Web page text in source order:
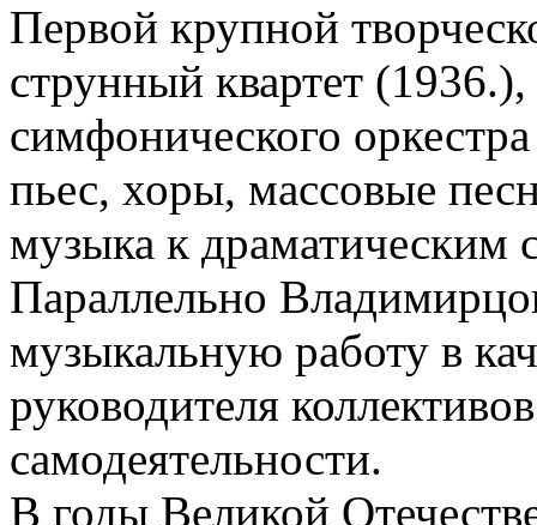
Первой крупной
струнный квартет
симфонического
пьес, хоры, массовые
музыка к драматическим
Параллельно
музыкальную работу в
руководителя
самодеятельности.
В годы Великой